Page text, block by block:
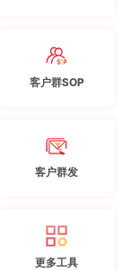
客户群SOP
客户群发
更多工具